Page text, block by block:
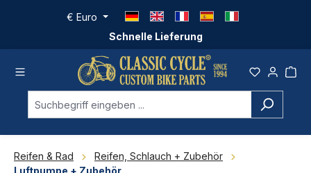
Zum Hauptinhalt springen
Schnelle Lieferung
€ Euro
Reifen & Rad
Reifen, Schlauch + Zubehör
Luftpumpe + Zubehör